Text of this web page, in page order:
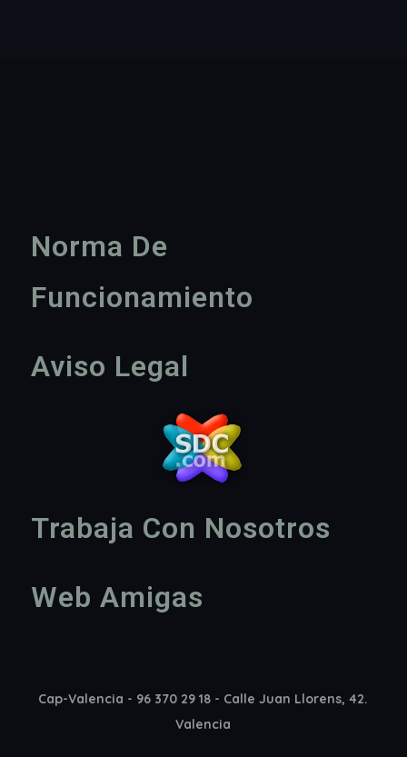
Norma De
Funcionamiento
Aviso Legal
Trabaja Con Nosotros
Web Amigas
Cap-Valencia - 96 370 29 18 - Calle Juan Llorens, 42.
Valencia